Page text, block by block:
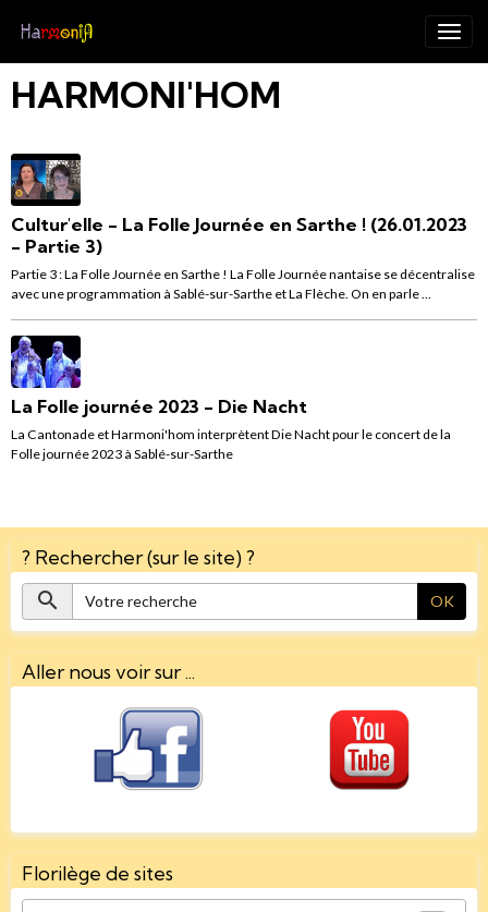
HARMONI'HOM
Cultur'elle - La Folle Journée en Sarthe ! (26.01.2023
- Partie 3)
Partie 3 : La Folle Journée en Sarthe ! La Folle Journée nantaise se décentralise
avec une programmation à Sablé-sur-Sarthe et La Flèche. On en parle ...
La Folle journée 2023 - Die Nacht
La Cantonade et Harmoni'hom interprètent Die Nacht pour le concert de la
Folle journée 2023 à Sablé-sur-Sarthe
? Rechercher (sur le site) ?
OK
Aller nous voir sur ...
Florilège de sites